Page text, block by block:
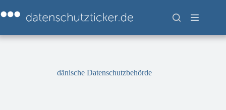
Inhalt
springen
dänische Datenschutzbehörde